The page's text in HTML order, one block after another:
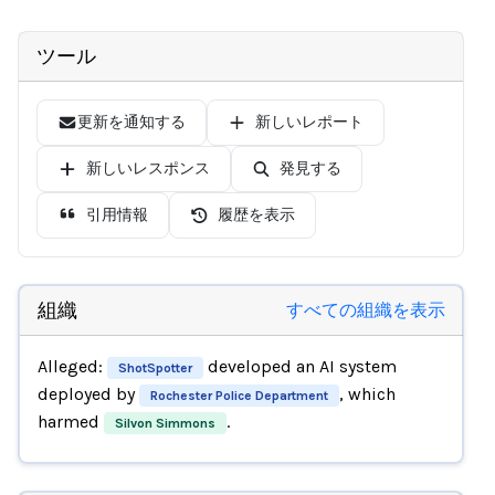
ツール
更新を通知する 新しいレポート
新しいレスポンス 発見する
引用情報 履歴を表示
組織 すべての組織を表示
Alleged: ShotSpotter
developed an AI system
deployed by
Rochester Police Department
, which
harmed
Silvon Simmons .